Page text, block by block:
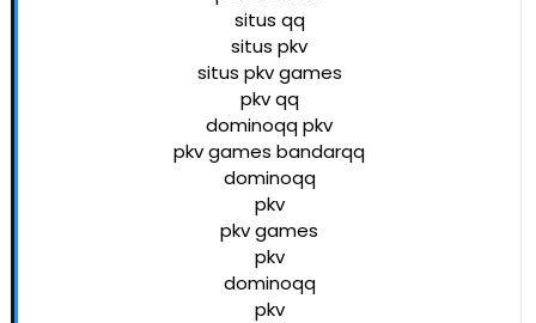
situs qq
situs pkv
situs pkv games
pkv qq
dominoqq pkv
pkv games bandarqq
dominoqq
pkv
pkv games
pkv
dominoqq
pkv